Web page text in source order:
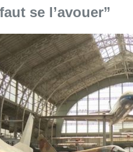
"À Bruxelles, le blocus
bras de la
brasserie
bruxellois